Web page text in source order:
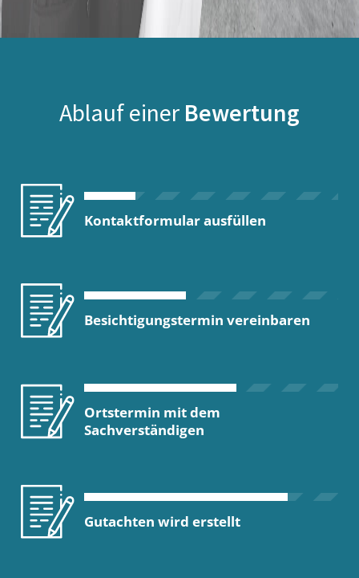
Ablauf einer Bewertung
Kontaktformular ausfüllen
Besichtigungstermin vereinbaren
Ortstermin mit dem
Sachverständigen
Gutachten wird erstellt